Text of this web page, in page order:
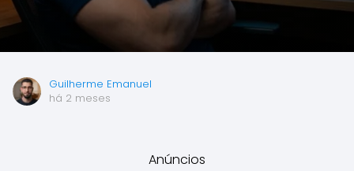
Guilherme Emanuel
há 2 meses
Anúncios